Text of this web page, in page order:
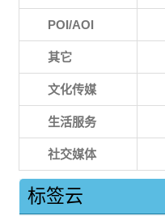
POI/AOI
其它
文化传媒
生活服务
社交媒体
标签云